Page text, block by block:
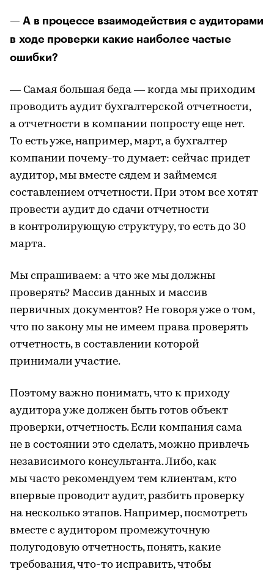
— А в процессе взаимодействия с аудиторами
в ходе проверки какие наиболее частые
ошибки?
— Самая большая беда — когда мы приходим
проводить аудит бухгалтерской отчетности,
а отчетности в компании попросту еще нет.
То есть уже, например, март, а бухгалтер
компании почему-то думает: сейчас придет
аудитор, мы вместе сядем и займемся
составлением отчетности. При этом все хотят
провести аудит до сдачи отчетности
в контролирующую структуру, то есть до 30
марта.
Мы спрашиваем: а что же мы должны
проверять? Массив данных и массив
первичных документов? Не говоря уже о том,
что по закону мы не имеем права проверять
отчетность, в составлении которой
принимали участие.
Поэтому важно понимать, что к приходу
аудитора уже должен быть готов объект
проверки, отчетность. Если компания сама
не в состоянии это сделать, можно привлечь
независимого консультанта. Либо, как
мы часто рекомендуем тем клиентам, кто
впервые проводит аудит, разбить проверку
на несколько этапов. Например, посмотреть
вместе с аудитором промежуточную
полугодовую отчетность, понять, какие
требования, что-то исправить, чтобы